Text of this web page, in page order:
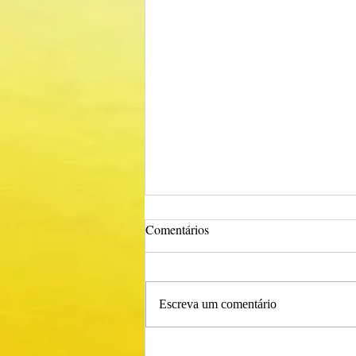
Comentários
Escreva um comentário